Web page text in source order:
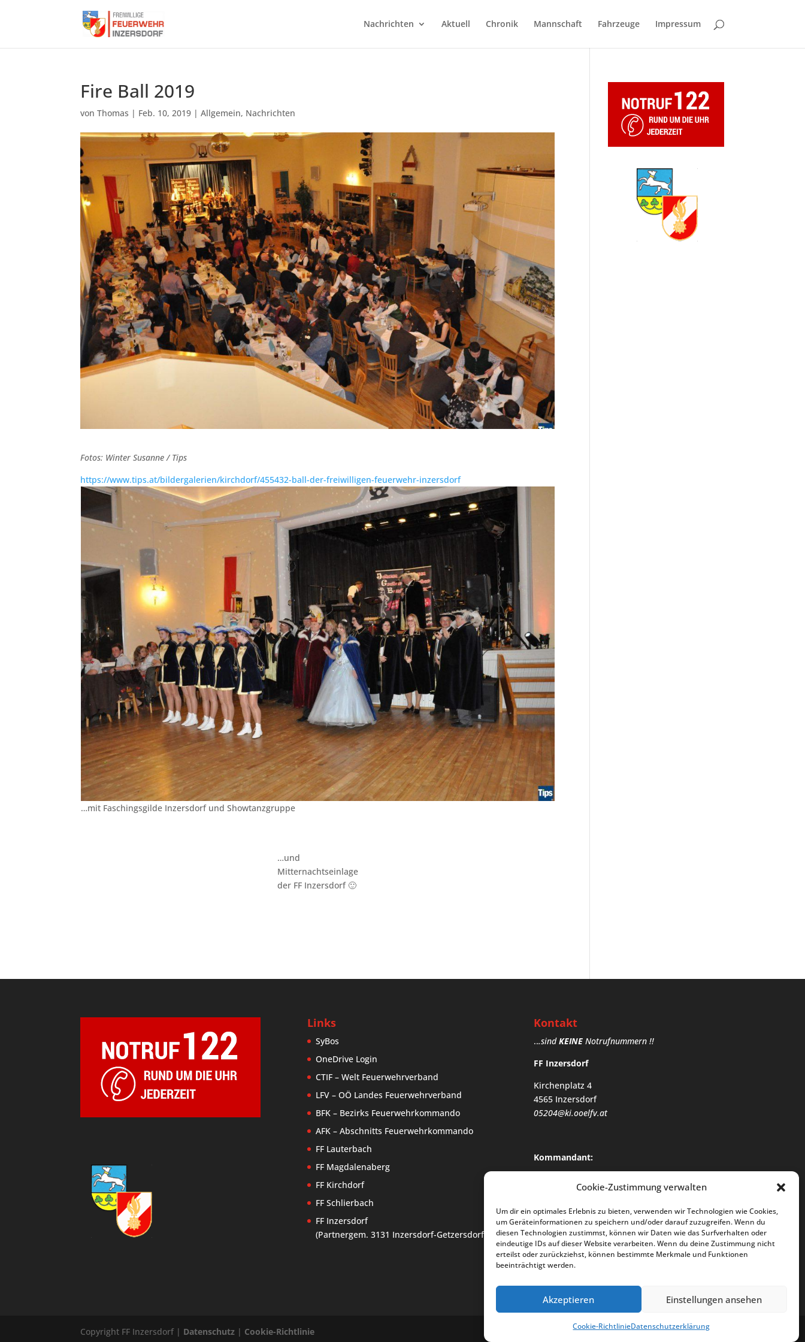
Cookie-Zustimmung verwalten
Um dir ein optimales Erlebnis zu bieten, verwenden wir Technologien wie Cookies,
um Geräteinformationen zu speichern und/oder darauf zuzugreifen. Wenn du
diesen Technologien zustimmst, können wir Daten wie das Surfverhalten oder
eindeutige IDs auf dieser Website verarbeiten. Wenn du deine Zustimmung nicht
erteilst oder zurückziehst, können bestimmte Merkmale und Funktionen
beeinträchtigt werden.
Akzeptieren Einstellungen ansehen
Cookie-RichtlinieDatenschutzerklärung
Nachrichten Aktuell Chronik Mannschaft Fahrzeuge Impressum
Fire Ball 2019
vonThomas | Feb. 10, 2019 |Allgemein, Nachrichten
Fotos: Winter Susanne / Tips
https://www.tips.at/bildergalerien/kirchdorf/455432-ball-der-freiwilligen-feuerwehr-inzersdorf
…mit Faschingsgilde Inzersdorf und Showtanzgruppe
…und
Mitternachtseinlage
der FF Inzersdorf 🙂
Links
SyBos
OneDrive Login
CTIF – Welt Feuerwehrverband
LFV – OÖ Landes Feuerwehrverband
BFK – Bezirks Feuerwehrkommando
AFK – Abschnitts Feuerwehrkommando
FF Lauterbach
FF Magdalenaberg
FF Kirchdorf
FF Schlierbach
FF Inzersdorf
(Partnergem. 3131 Inzersdorf-Getzersdorf)
Kontakt
...sindKEINENotrufnummern !!
FF Inzersdorf
Kirchenplatz 4
4565 Inzersdorf
05204@ki.ooelfv.at
Kommandant:
+43 650 / 8221 063
Kommandant-Stellvertreter:
OBI Stefan Winter
Copyright FF Inzersdorf | Datenschutz | Cookie-Richtlinie